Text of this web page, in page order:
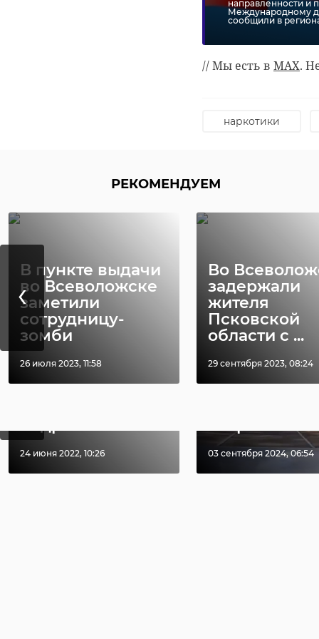
направленности и
Международному
сообщили в
// Мы есть в MAX.
наркотики
РЕКОМЕНДУЕМ
В пункте выдачи
во Всеволожске
заметили
сотрудницу-
зомби
26 июля 2023, 11:58
Во
задержали
жителя
Псковской
области с ...
29 сентября 2023, 08:24
‹
РЕКОМЕНДУЕМ
24 июня 2022, 10:26 03 сентября 2024, 06:54
‹